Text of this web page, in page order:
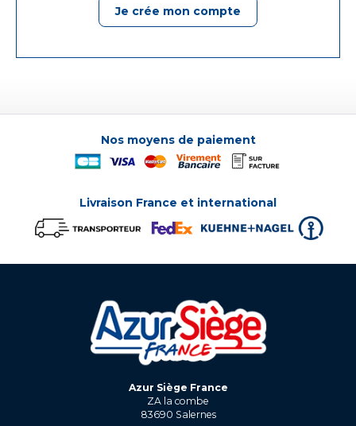
Je crée mon compte
Nos moyens de paiement
Livraison France et international
Azur Siège France
ZA la combe
83690 Salernes